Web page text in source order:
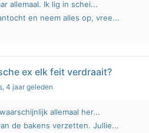
allemaal. Ik lig in schei...
en neem alles op, vree...
ex elk feit verdraait?
, 4 jaar geleden
allemaal her...
de bakens verzetten. Jullie...